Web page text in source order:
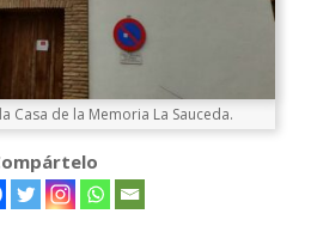
Casa de la Memoria La Sauceda.